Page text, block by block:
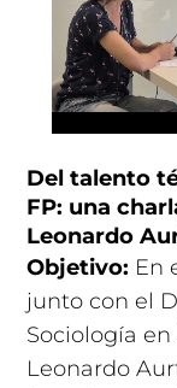
Del talento
FP: una
Leonardo
Objetivo: En
junto con el
Sociología
Leonardo